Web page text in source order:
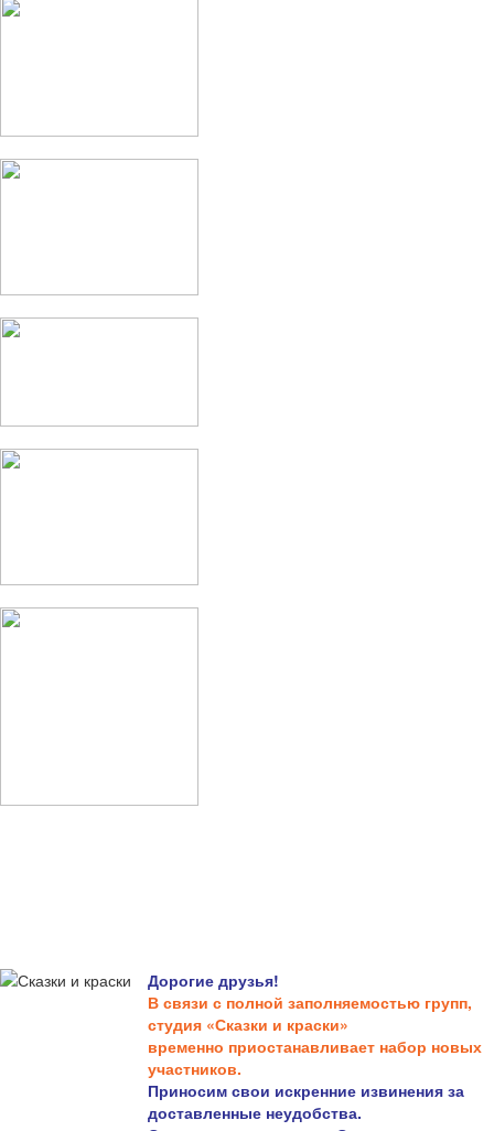
Дорогие друзья!
В связи с полной заполняемостью групп,
студия «Сказки и краски»
временно приостанавливает набор новых
участников.
Приносим свои искренние извинения за
доставленные неудобства.